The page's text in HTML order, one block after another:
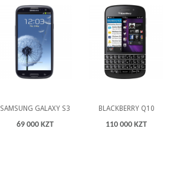
SAMSUNG GALAXY S3
69 000 KZT
BLACKBERRY Q10
110 000 KZT